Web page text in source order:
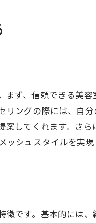
ず、信頼できる美
ングの際には、自
してくれます。さ
シュスタイルを実
です。基本的には